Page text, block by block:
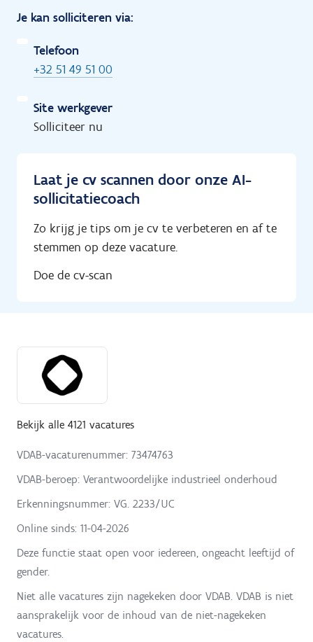
Je kan solliciteren via:
Telefoon
+32 51 49 51 00
Site werkgever
Solliciteer nu
Laat je cv scannen door onze AI-
sollicitatiecoach
Zo krijg je tips om je cv te verbeteren en af te
stemmen op deze vacature.
Doe de cv-scan
Bekijk alle 4121 vacatures
VDAB-vacaturenummer: 73474763
VDAB-beroep: Verantwoordelijke industrieel onderhoud
Erkenningsnummer: VG. 2233/UC
Online sinds: 11-04-2026
Deze functie staat open voor iedereen, ongeacht leeftijd of
gender.
Niet alle vacatures zijn nagekeken door VDAB. VDAB is niet
aansprakelijk voor de inhoud van de niet-nagekeken
vacatures.